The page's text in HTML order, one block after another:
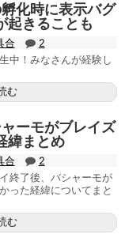
孵化時に表示バグ
起きることも
合
2
中！みなさんが経験し
む
ャーモがブレイズ
緯まとめ
合
2
終了後、バシャーモが
った経緯についてまと
む